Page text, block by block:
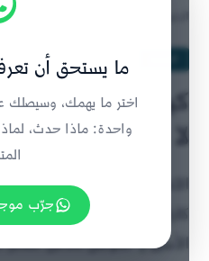
كيروش على رأس
لا يرحم
الاتحاد العماني لكرة القدم
كارلوس كيروش لقيادة
الآسيوي المؤهل لكأس العالم 2026 خلفًا لرشيد جابر
ما يستحق أن
اختر ما يهمك،
واحدة: ماذا حدث،
جرّب